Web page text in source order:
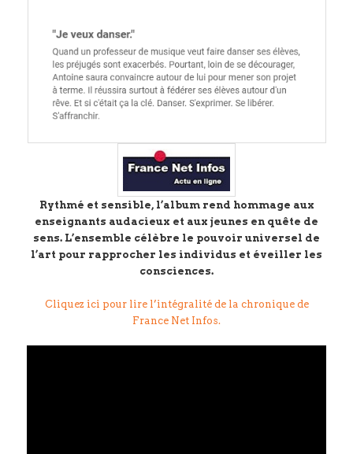
Rythmé et sensible, l’album rend hommage aux
enseignants audacieux et aux jeunes en quête de
sens. L’ensemble célèbre le pouvoir universel de
l’art pour rapprocher les individus et éveiller les
consciences.
Cliquez ici pour lire l’intégralité de la chronique de
France Net Infos.